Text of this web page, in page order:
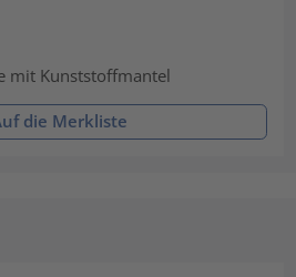
mit Kunststoffmantel
die Merkliste